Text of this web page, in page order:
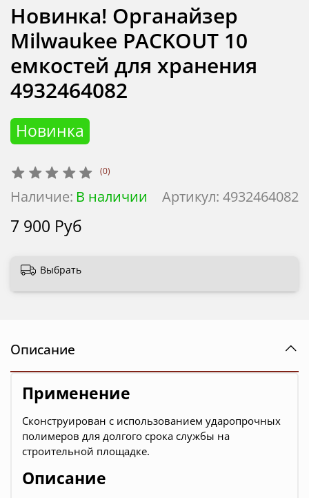
(0)
Артикул: 4932464082
Наличие: В наличии
Новинка
Новинка! Органайзер
Milwaukee PACKOUT 10
емкостей для хранения
4932464082
7 900 Руб
Выбрать
Описание
Применение
Сконструирован с использованием ударопрочных
полимеров для долгого срока службы на
строительной площадке.
Описание